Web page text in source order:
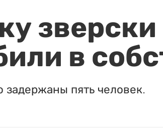
зверски
в
пять человек.